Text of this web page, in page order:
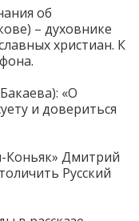
об
– духовнике
христиан. К
«О
и довериться
Коньяк» Дмитрий
Русский